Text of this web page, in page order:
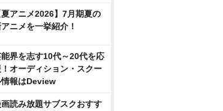
夏アニメ2026】7月期夏の
ニメを一挙紹介！
界を志す10代～20代を応
オーディション・スクー
情報はDeview
読み放題サブスクおすす